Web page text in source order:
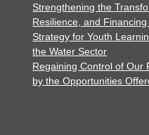
Strengthening the
Resilience, and
Strategy for Youth
the Water Sector
Regaining Control of Our
by the Opportunities